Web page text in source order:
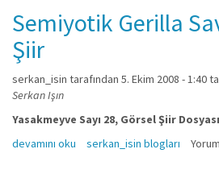
Semiyotik Gerilla
Şiir
serkan_isin tarafından 5. Ekim 2008 - 1:40
Serkan Işın
Yasakmeyve Sayı 28, Görsel Şiir Dosyası
Semiyotik Gerilla Savaşı: Görsel Şiir
devamını oku serkan_isin blogları